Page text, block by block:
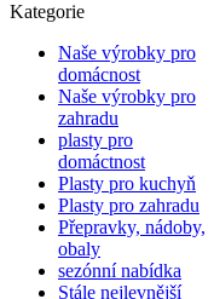
Kategorie
Naše výrobky pro
domácnost
Naše výrobky pro
zahradu
plasty pro
domáctnost
Plasty pro kuchyň
Plasty pro zahradu
Přepravky, nádoby,
obaly
sezónní nabídka
Stále nejlevnější